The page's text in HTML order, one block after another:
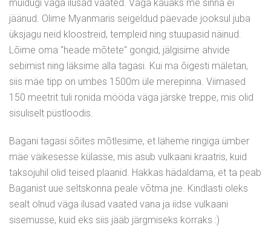
muidugi väga ilusad vaated. Väga kauaks me sinna ei
jäänud. Olime Myanmaris seigeldud päevade jooksul juba
üksjagu neid kloostreid, templeid ning stuupasid näinud.
Lõime oma "heade mõtete" gongid, jälgisime ahvide
sebimist ning läksime alla tagasi. Kui ma õigesti mäletan,
siis mäe tipp on umbes 1500m üle merepinna. Viimased
150 meetrit tuli ronida mööda väga järske treppe, mis olid
sisuliselt püstloodis.
Bagani tagasi sõites mõtlesime, et läheme ringiga ümber
mäe väikesesse külasse, mis asub vulkaani kraatris, kuid
taksojuhil olid teised plaanid. Hakkas hädaldama, et ta peab
Baganist uue seltskonna peale võtma jne. Kindlasti oleks
sealt olnud väga ilusad vaated vana ja iidse vulkaani
sisemusse, kuid eks siis jääb järgmiseks korraks :)